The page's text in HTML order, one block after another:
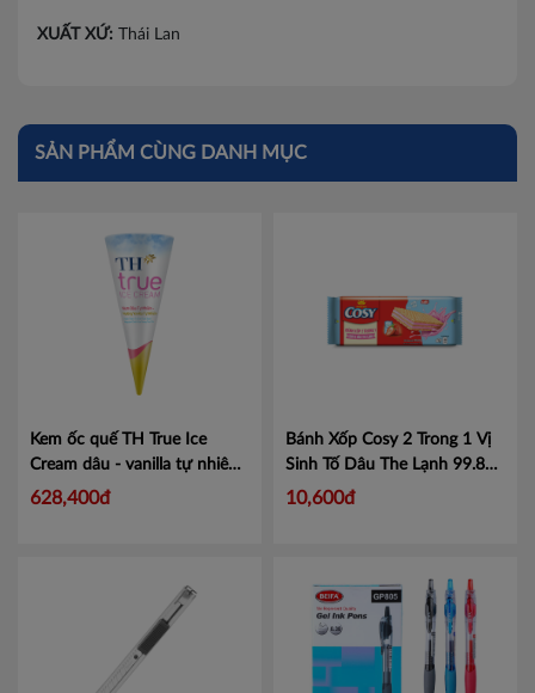
XUẤT XỨ: Thái Lan
SẢN PHẨM CÙNG DANH MỤC
Kem ốc quế TH True Ice
Cream dâu - vanilla tự nhiên
73g Mã 456023524
628,400đ
Bánh Xốp Cosy 2 Trong 1 Vị
Sinh Tố Dâu The Lạnh 99.8g
Mã 4319778
10,600đ